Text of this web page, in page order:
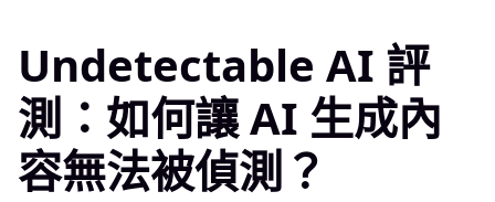
到
圖
片
10
Undetectable AI 評
測：如何讓 AI 生成內
容無法被偵測？